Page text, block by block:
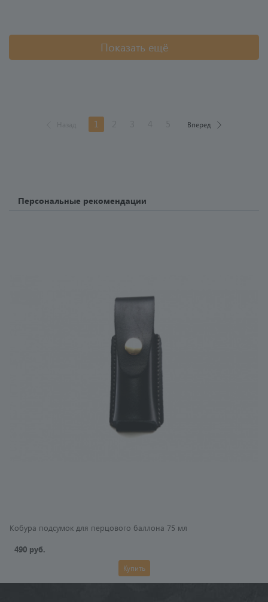
Показать ещё
1 Вперед
Персональные рекомендации
Кобура подсумок для перцового баллона 75 мл
490 руб.
Купить